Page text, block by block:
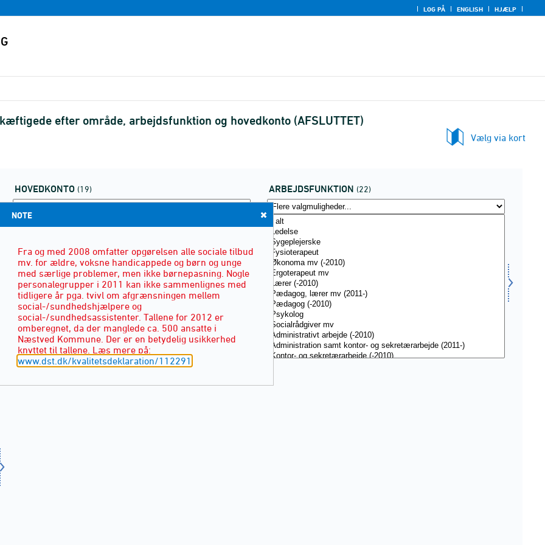
LOG PÅ ENGLISH HJÆLP
efter område, arbejdsfunktion og hovedkonto (AFSLUTTET)
Vælg via kort
HOVEDKONTO (19) ARBEJDSFUNKTION (22)
NOTE
Fra og med 2008 omfatter opgørelsen alle sociale tilbud
mv. for ældre, voksne handicappede og børn og unge
med særlige problemer, men ikke børnepasning. Nogle
personalegrupper i 2011 kan ikke sammenlignes med
tidligere år pga. tvivl om afgrænsningen mellem
social-/sundhedshjælpere og
social-/sundhedsassistenter. Tallene for 2012 er
omberegnet, da der manglede ca. 500 ansatte i
Næstved Kommune. Der er en betydelig usikkerhed
knyttet til tallene. Læs mere på:
www.dst.dk/kvalitetsdeklaration/112291